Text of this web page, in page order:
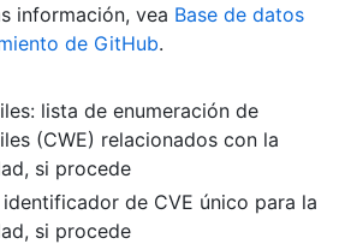
información, vea Base de datos
de GitHub.
lista de enumeración de
(CWE) relacionados con la
si procede
identificador de CVE único para la
si procede